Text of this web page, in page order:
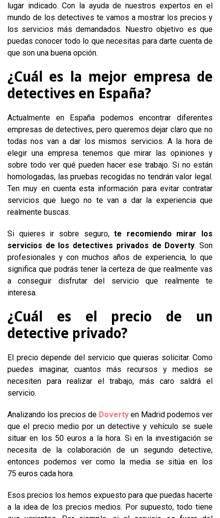
lugar indicado. Con la ayuda de nuestros expertos en el
mundo de los detectives te vamos a mostrar los precios y
los servicios más demandados. Nuestro objetivo es que
puedas conocer todo lo que necesitas para darte cuenta de
que son una buena opción.
¿Cuál es la mejor empresa de
detectives en España?
Actualmente en España podemos encontrar diferentes
empresas de detectives, pero queremos dejar claro que no
todas nos van a dar los mismos servicios. A la hora de
elegir una empresa tenemos que mirar las opiniones y
sobre todo ver qué pueden hacer ese trabajo. Si no están
homologadas, las pruebas recogidas no tendrán valor legal.
Ten muy en cuenta esta información para evitar contratar
servicios que luego no te van a dar la experiencia que
realmente buscas.
Si quieres ir sobre seguro,te recomiendo mirar los
servicios de los detectives privados de Doverty. Son
profesionales y con muchos años de experiencia, lo que
significa que podrás tener la certeza de que realmente vas
a conseguir disfrutar del servicio que realmente te
interesa.
¿Cuál es el precio de un
detective privado?
El precio depende del servicio que quieras solicitar. Como
puedes imaginar, cuantos más recursos y medios se
necesiten para realizar el trabajo, más caro saldrá el
servicio.
Analizando los precios de Doverty en Madrid podemos ver
que el precio medio por un detective y vehículo se suele
situar en los 50 euros a la hora. Si en la investigación se
necesita de la colaboración de un segundo detective,
entonces podemos ver como la media se sitúa en los
75 euros cada hora.
Esos precios los hemos expuesto para que puedas hacerte
a la idea de los precios medios. Por supuesto, todo tiene